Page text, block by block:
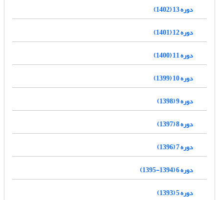
دوره 13 (1402)
دوره 12 (1401)
دوره 11 (1400)
دوره 10 (1399)
دوره 9 (1398)
دوره 8 (1397)
دوره 7 (1396)
دوره 6 (1394-1395)
دوره 5 (1393)